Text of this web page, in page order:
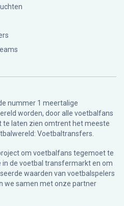
nummer 1 meertalige
worden, door alle voetbalfans
te laten zien omtrent het meeste
Voetbaltransfers.
om voetbalfans tegemoet te
in de voetbal transfermarkt en om
waarden van voetbalspelers
we samen met onze partner